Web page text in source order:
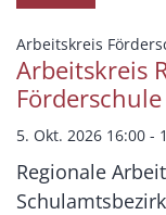
Arbeitskreis
Arbeitskreis
Förderschule
5. Okt. 2026 16:00 -
Regionale